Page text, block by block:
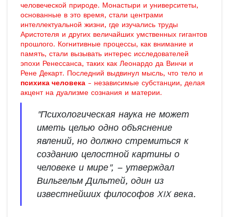
человеческой природе. Монастыри и университеты,
основанные в это время, стали центрами
интеллектуальной жизни, где изучались труды
Аристотеля и других величайших умственных гигантов
прошлого. Когнитивные процессы, как внимание и
память, стали вызывать интерес исследователей
эпохи Ренессанса, таких как Леонардо да Винчи и
Рене Декарт. Последний выдвинул мысль, что тело и
психика человека - независимые субстанции, делая
акцент на дуализме сознания и материи.
"Психологическая наука не может
иметь целью одно объяснение
явлений, но должно стремиться к
созданию целостной картины о
человеке и мире", – утверждал
Вильгельм Дильтей, один из
известнейших философов XIX века.